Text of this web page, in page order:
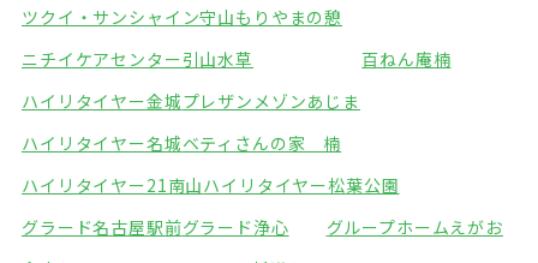
ツクイ・サンシャイン守山もりやまの憩
ニチイケアセンター引山水草
百ねん庵楠
ハイリタイヤー金城プレザンメゾンあじま
ハイリタイヤー名城ベティさんの家 楠
ハイリタイヤー21南山ハイリタイヤー松葉公園
グラード名古屋駅前グラード浄心
グループホームえがお